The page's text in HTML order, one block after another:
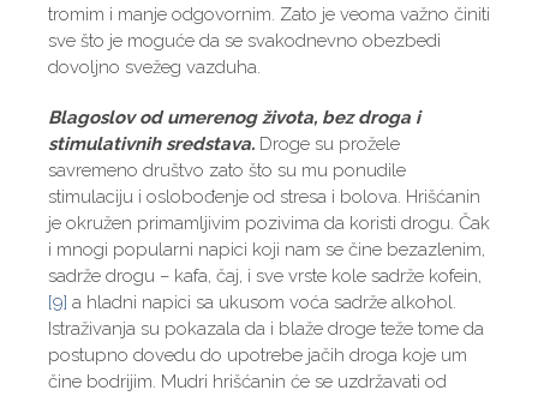
tromim i manje odgovornim. Zato je veoma važno činiti
sve što je moguće da se svakodnevno obezbedi
dovoljno svežeg vazduha.
Blagoslov od umerenog života, bez droga i
stimulativnih sredstava. Droge su prožele
savremeno društvo zato što su mu ponudile
stimulaciju i oslobođenje od stresa i bolova. Hrišćanin
je okružen primamljivim pozivima da koristi drogu. Čak
i mnogi popularni napici koji nam se čine bezazlenim,
sadrže drogu – kafa, čaj, i sve vrste kole sadrže kofein,
[9] a hladni napici sa ukusom voća sadrže alkohol.
Istraživanja su pokazala da i blaže droge teže tome da
postupno dovedu do upotrebe jačih droga koje um
čine bodrijim. Mudri hrišćanin će se uzdržavati od